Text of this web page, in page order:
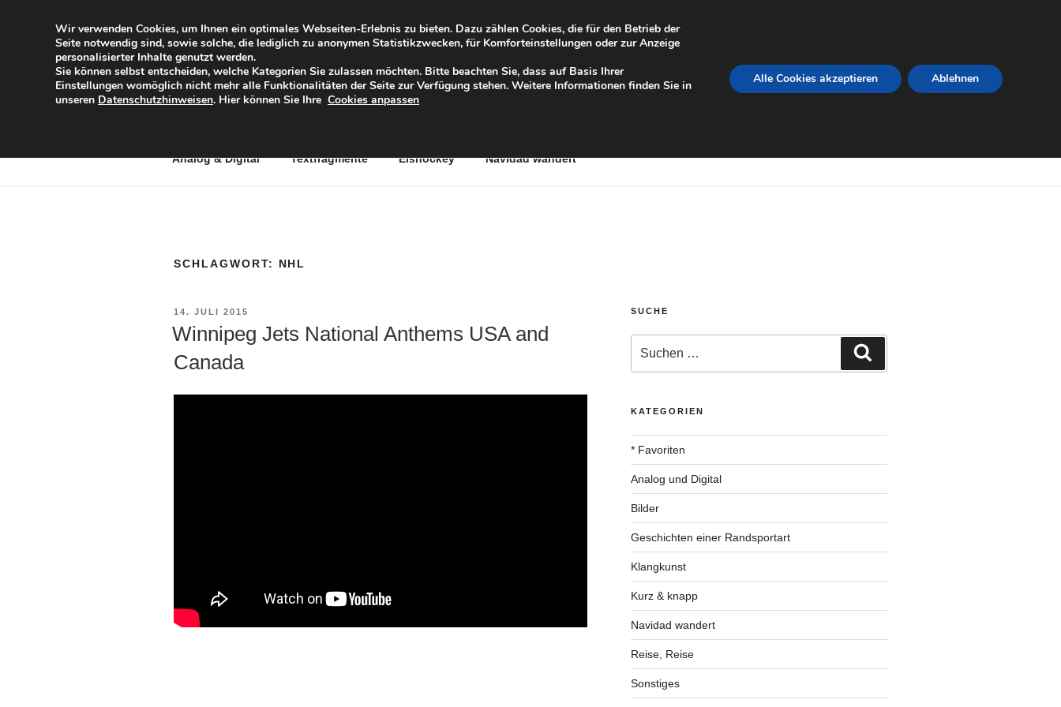
DIESES INTERNET
Eine subjektive Sicht der Dinge
Analog & Digital Textfragmente Eishockey Navidad wandert
SCHLAGWORT: NHL
VERÖFFENTLICHT
14. JULI 2015
Winnipeg Jets National Anthems USA and
Canada
SUCHE
nach:
KATEGORIEN
* Favoriten
Analog und Digital
Bilder
Geschichten einer Randsportart
Klangkunst
Kurz & knapp
Navidad wandert
Reise, Reise
Sonstiges
Wir verwenden Cookies, um Ihnen ein optimales Webseiten-Erlebnis zu bieten. Dazu zählen Cookies, die für den Betrieb der
Seite notwendig sind, sowie solche, die lediglich zu anonymen Statistikzwecken, für Komforteinstellungen oder zur Anzeige
personalisierter Inhalte genutzt werden.
Sie können selbst entscheiden, welche Kategorien Sie zulassen möchten. Bitte beachten Sie, dass auf Basis Ihrer
Einstellungen womöglich nicht mehr alle Funktionalitäten der Seite zur Verfügung stehen. Weitere Informationen finden Sie in
unseren Datenschutzhinweisen. Hier können Sie Ihre Cookies anpassen
Alle Cookies akzeptieren Ablehnen